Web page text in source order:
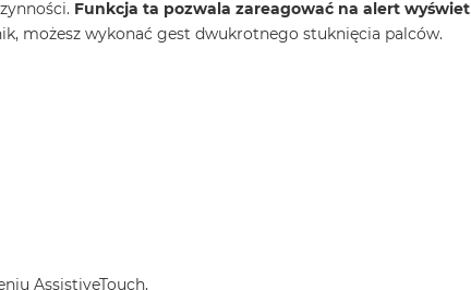
Funkcja ta pozwala zareagować na alert
możesz wykonać gest dwukrotnego stuknięcia palców.
AssistiveTouch,